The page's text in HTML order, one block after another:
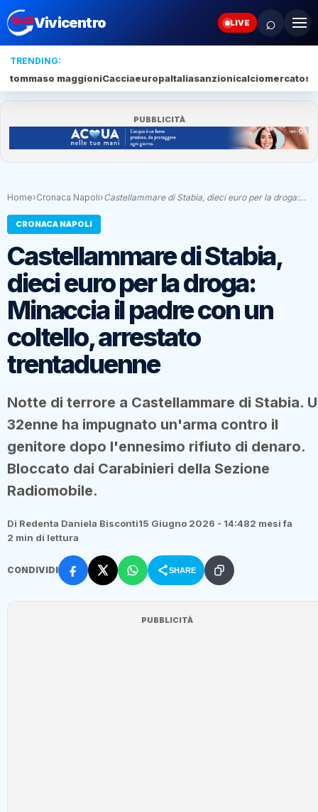
Vivicentro LIVE ⌕
TRENDING:
tommaso maggioniCacciaeuropaItaliasanzionicalciomercato
PUBBLICITÀ
Home›Cronaca Napoli›Castellammare di Stabia, dieci euro per la droga:…
CRONACA NAPOLI
Castellammare di Stabia,
dieci euro per la droga:
Minaccia il padre con un
coltello, arrestato
trentaduenne
Notte di terrore a Castellammare di Stabia.
32enne ha impugnato un'arma contro il
genitore dopo l'ennesimo rifiuto di denaro.
Bloccato dai Carabinieri della Sezione
Radiomobile.
Di Redenta Daniela Bisconti15 Giugno 2026 - 14:482 mesi fa
2 min di lettura
CONDIVIDI SHARE
PUBBLICITÀ